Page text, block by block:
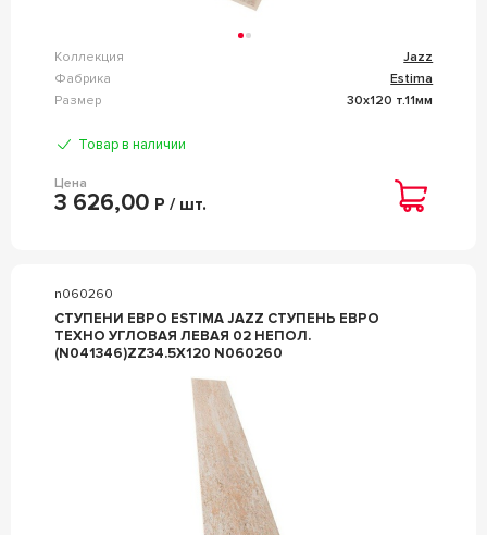
Коллекция
Jazz
Фабрика
Estima
Размер
30x120 т.11мм
Товар в наличии
Цена
3 626,00 Р / шт.
n060260
СТУПЕНИ ЕВРО ESTIMA JAZZ СТУПЕНЬ ЕВРО
ТЕХНО УГЛОВАЯ ЛЕВАЯ 02 НЕПОЛ.
(N041346)ZZ34.5Х120 N060260